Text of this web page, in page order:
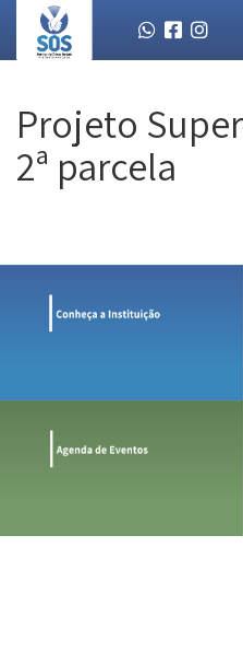
Projeto
2ª parcela